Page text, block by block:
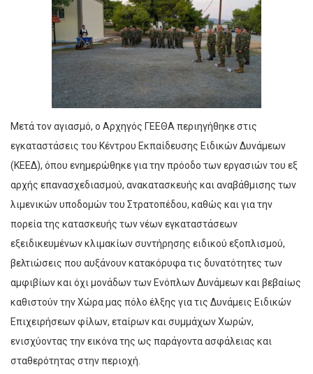
Μετά τον αγιασμό, ο Αρχηγός ΓΕΕΘΑ περιηγήθηκε στις
εγκαταστάσεις του Κέντρου Εκπαίδευσης Ειδικών Δυνάμεων
(ΚΕΕΔ), όπου ενημερώθηκε για την πρόοδο των εργασιών του εξ
αρχής επανασχεδιασμού, ανακατασκευής και αναβάθμισης των
λιμενικών υποδομών του Στρατοπέδου, καθώς και για την
πορεία της κατασκευής των νέων εγκαταστάσεων
εξειδικευμένων κλιμακίων συντήρησης ειδικού εξοπλισμού,
βελτιώσεις που αυξάνουν κατακόρυφα τις δυνατότητες των
αμφιβίων και όχι μονάδων των Ενόπλων Δυνάμεων και βεβαίως
καθιστούν την Χώρα μας πόλο έλξης για τις Δυνάμεις Ειδικών
Επιχειρήσεων φίλων, εταίρων και συμμάχων Χωρών,
ενισχύοντας την εικόνα της ως παράγοντα ασφάλειας και
σταθερότητας στην περιοχή.